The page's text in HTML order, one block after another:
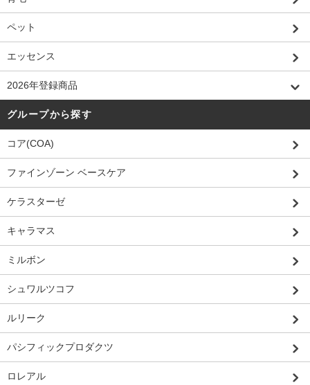
ペット
エッセンス
2026年登録商品
グループから探す
コア(COA)
ファインゾーン ベースケア
ケラスターゼ
キャラマス
ミルボン
シュワルツコフ
ルリーク
パシフィックプロダクツ
ロレアル